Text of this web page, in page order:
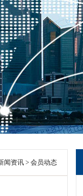
业
业
会员注册
入会申请
会员管理办法
闻资讯 > 会员动态